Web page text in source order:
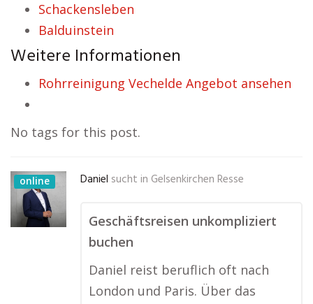
Schackensleben
Balduinstein
Weitere Informationen
Rohrreinigung Vechelde Angebot ansehen
No tags for this post.
online Daniel sucht in Gelsenkirchen Resse
Geschäftsreisen unkompliziert
buchen
Daniel reist beruflich oft nach
London und Paris. Über das